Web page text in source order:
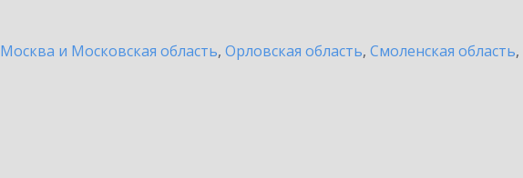
Москва и Московская область, Орловская область, Смоленская область,